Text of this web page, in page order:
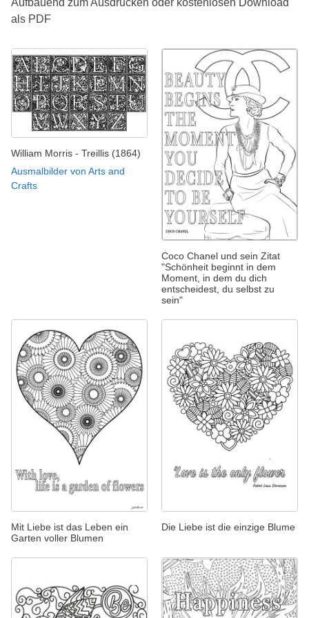
als PDF
William Morris - Treillis (1864)
Ausmalbilder von Arts and
Crafts
Coco Chanel und sein Zitat
"Schönheit beginnt in dem
Moment, in dem du dich
entscheidest, du selbst zu
sein"
Mit Liebe ist das Leben ein
Garten voller Blumen
Die Liebe ist die einzige Blume